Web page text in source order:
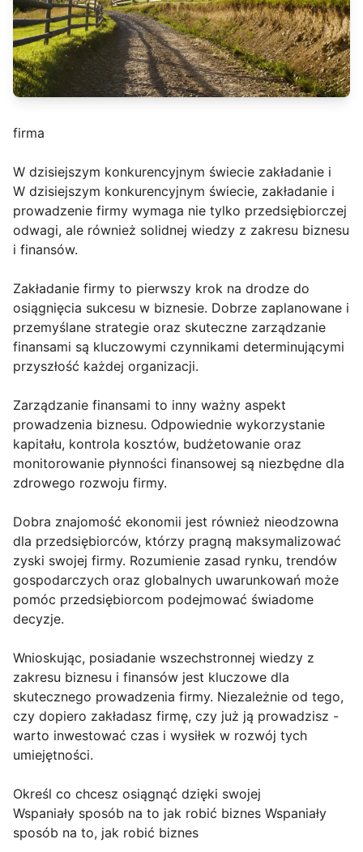
firma
W dzisiejszym konkurencyjnym świecie zakładanie i
W dzisiejszym konkurencyjnym świecie, zakładanie i
prowadzenie firmy wymaga nie tylko przedsiębiorczej
odwagi, ale również solidnej wiedzy z zakresu biznesu
i finansów.
Zakładanie firmy to pierwszy krok na drodze do
osiągnięcia sukcesu w biznesie. Dobrze zaplanowane i
przemyślane strategie oraz skuteczne zarządzanie
finansami są kluczowymi czynnikami determinującymi
przyszłość każdej organizacji.
Zarządzanie finansami to inny ważny aspekt
prowadzenia biznesu. Odpowiednie wykorzystanie
kapitału, kontrola kosztów, budżetowanie oraz
monitorowanie płynności finansowej są niezbędne dla
zdrowego rozwoju firmy.
Dobra znajomość ekonomii jest również nieodzowna
dla przedsiębiorców, którzy pragną maksymalizować
zyski swojej firmy. Rozumienie zasad rynku, trendów
gospodarczych oraz globalnych uwarunkowań może
pomóc przedsiębiorcom podejmować świadome
decyzje.
Wnioskując, posiadanie wszechstronnej wiedzy z
zakresu biznesu i finansów jest kluczowe dla
skutecznego prowadzenia firmy. Niezależnie od tego,
czy dopiero zakładasz firmę, czy już ją prowadzisz -
warto inwestować czas i wysiłek w rozwój tych
umiejętności.
Określ co chcesz osiągnąć dzięki swojej
Wspaniały sposób na to jak robić biznes Wspaniały
sposób na to, jak robić biznes